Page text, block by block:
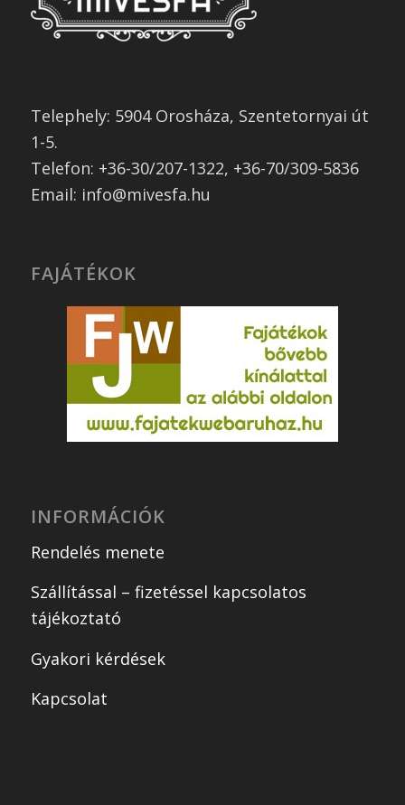
Telephely: 5904 Orosháza, Szentetornyai út
1-5.
Telefon: +36-30/207-1322, +36-70/309-5836
Email: info@mivesfa.hu
FAJÁTÉKOK
INFORMÁCIÓK
Rendelés menete
Szállítással – fizetéssel kapcsolatos
tájékoztató
Gyakori kérdések
Kapcsolat